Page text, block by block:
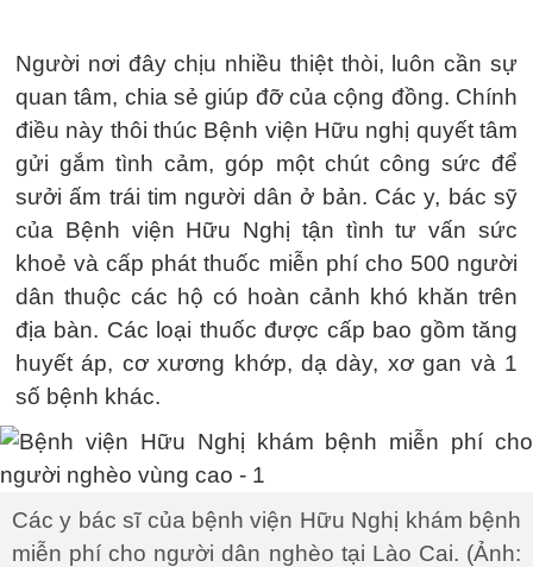
Người nơi đây chịu nhiều thiệt thòi, luôn cần sự
quan tâm, chia sẻ giúp đỡ của cộng đồng. Chính
điều này thôi thúc Bệnh viện Hữu nghị quyết tâm
gửi gắm tình cảm, góp một chút công sức để
sưởi ấm trái tim người dân ở bản. Các y, bác sỹ
của Bệnh viện Hữu Nghị tận tình tư vấn sức
khoẻ và cấp phát thuốc miễn phí cho 500 người
dân thuộc các hộ có hoàn cảnh khó khăn trên
địa bàn. Các loại thuốc được cấp bao gồm tăng
huyết áp, cơ xương khớp, dạ dày, xơ gan và 1
số bệnh khác.
Các y bác sĩ của bệnh viện Hữu Nghị khám bệnh
miễn phí cho người dân nghèo tại Lào Cai. (Ảnh: